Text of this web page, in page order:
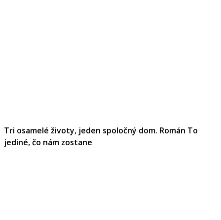
Tri osamelé životy, jeden spoločný dom. Román To
jediné, čo nám zostane